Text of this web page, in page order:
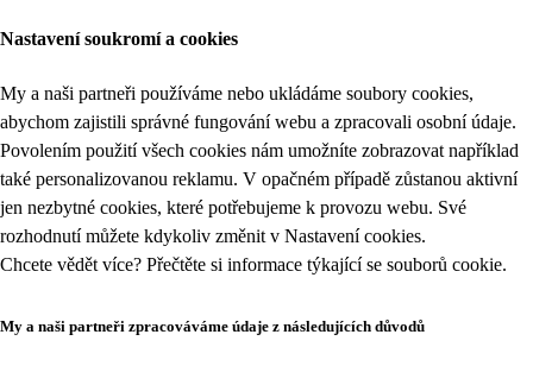
Nastavení soukromí a cookies
My a naši partneři používáme nebo ukládáme soubory cookies,
abychom zajistili správné fungování webu a zpracovali osobní údaje.
Povolením použití všech cookies nám umožníte zobrazovat například
také personalizovanou reklamu. V opačném případě zůstanou aktivní
jen nezbytné cookies, které potřebujeme k provozu webu. Své
rozhodnutí můžete kdykoliv změnit v Nastavení cookies.
Chcete vědět více? Přečtěte si informace týkající se souborů cookie.
My a naši partneři zpracováváme údaje z následujících důvodů